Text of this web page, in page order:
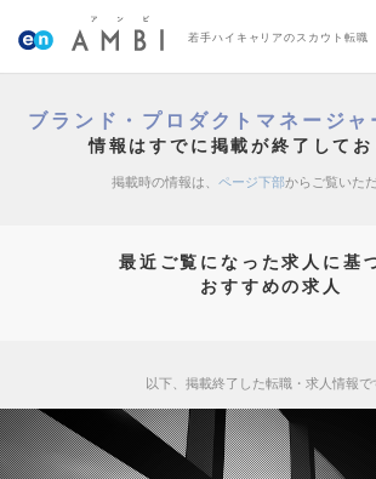
若手ハイキャリアのスカウト転職
ブランド・プロダクトマネージャ
情報はすでに掲載が終了してお
掲載時の情報は、 ページ下部からご覧いた
最近ご覧になった求人に基
おすすめの求人
以下、掲載終了した転職・求人情報で